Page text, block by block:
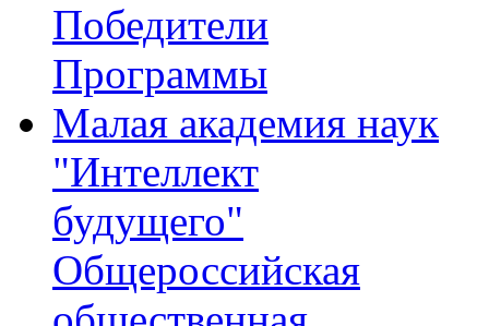
Победители
Программы
Малая академия наук
"Интеллект
будущего"
Общероссийская